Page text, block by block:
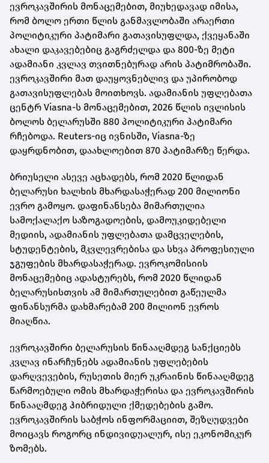
ევროკავშირის მონაცემებით, მიუხედავად იმისა,
რომ ბოლო ერთი წლის განმავლობაში არაერთი
პოლიტიკური პატიმარი გათავისუფლდა, ქვეყანაში
ახალი დაკავებებიც გაგრძელდა და 800-ზე მეტი
ადამიანი კვლავ თვითნებურად არის პატიმრობაში.
ევროკავშირი მათ დაუყოვნებლივ და უპირობოდ
გათავისუფლებას მოითხოვს. ადამიანის უფლებათა
ცენტრ Viasna-ს მონაცემებით, 2026 წლის ივლისის
ბოლოს ბელარუსში 880 პოლიტიკური პატიმარი
რჩებოდა. Reuters-იც ივნისში, Viasna-ზე
დაყრდნობით, დაახლოებით 870 პატიმარზე წერდა.
ბრიუსელი ასევე აცხადებს, რომ 2020 წლიდან
ბელარუსი ხალხის მხარდასაჭერად 200 მილიონი
ევრო გამოყო. დაფინანსება მიმართულია
სამოქალაქო საზოგადოების, დამოუკიდებელი
მედიის, ადამიანის უფლებათა დამცველების,
სტუდენტების, მკვლევრებისა და სხვა პროფესიული
ჯგუფების მხარდასაჭერად. ევროკომისიის
მონაცემებიც ადასტურებს, რომ 2020 წლიდან
ბელარუსისთვის ამ მიმართულებით გაწეულმა
ფინანსურმა დახმარებამ 200 მილიონ ევროს
მიაღწია.
ევროკავშირი ბელარუსის წინააღმდეგ სანქციებს
კვლავ ინარჩუნებს ადამიანის უფლებების
დარღვევების, რუსეთის მიერ უკრაინის წინააღმდეგ
წარმოებული ომის მხარდაჭერისა და ევროკავშირის
წინააღმდეგ ჰიბრიდული ქმედებების გამო.
ევროკავშირის საბჭოს ინფორმაციით, შეზღუდვები
მოიცავს როგორც ინდივიდუალურ, ისე ეკონომიკურ
ზომებს.